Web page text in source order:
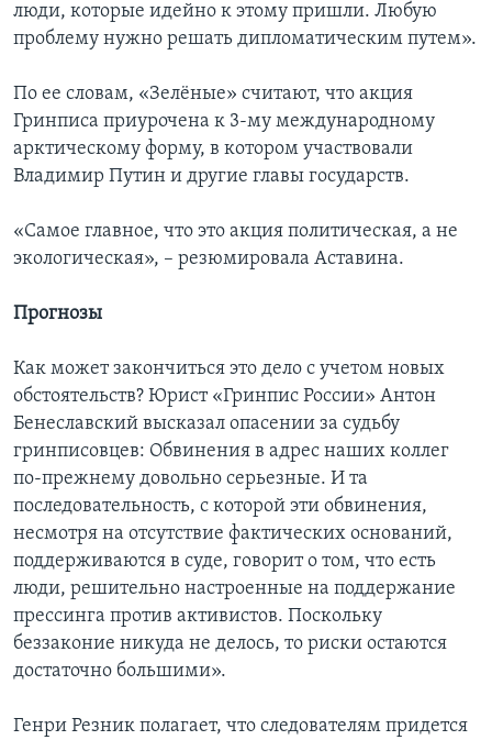
люди, которые идейно к этому пришли. Любую
проблему нужно решать дипломатическим путем».
По ее словам, «Зелёные» считают, что акция
Гринписа приурочена к 3-му международному
арктическому форму, в котором участвовали
Владимир Путин и другие главы государств.
«Самое главное, что это акция политическая, а не
экологическая», – резюмировала Аставина.
Прогнозы
Как может закончиться это дело с учетом новых
обстоятельств? Юрист «Гринпис России» Антон
Бенеславский высказал опасении за судьбу
гринписовцев: Обвинения в адрес наших коллег
по-прежнему довольно серьезные. И та
последовательность, с которой эти обвинения,
несмотря на отсутствие фактических оснований,
поддерживаются в суде, говорит о том, что есть
люди, решительно настроенные на поддержание
прессинга против активистов. Поскольку
беззаконие никуда не делось, то риски остаются
достаточно большими».
Генри Резник полагает, что следователям придется